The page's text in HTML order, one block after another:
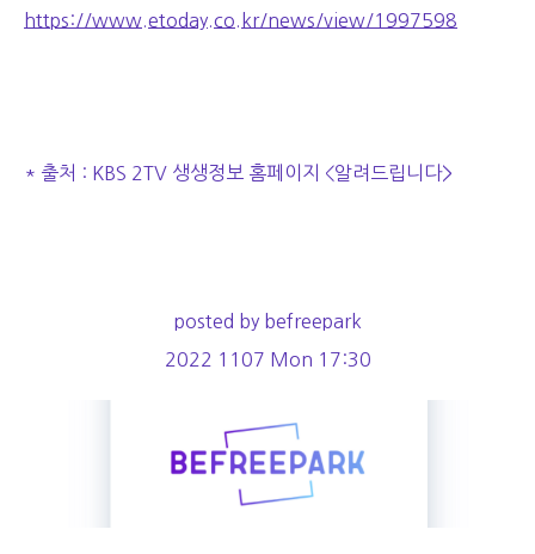
https://www.etoday.co.kr/news/view/1997598
* 출처 : KBS 2TV 생생정보 홈페이지 <알려드립니다>
posted by befreepark
2022 1107 Mon 17:30